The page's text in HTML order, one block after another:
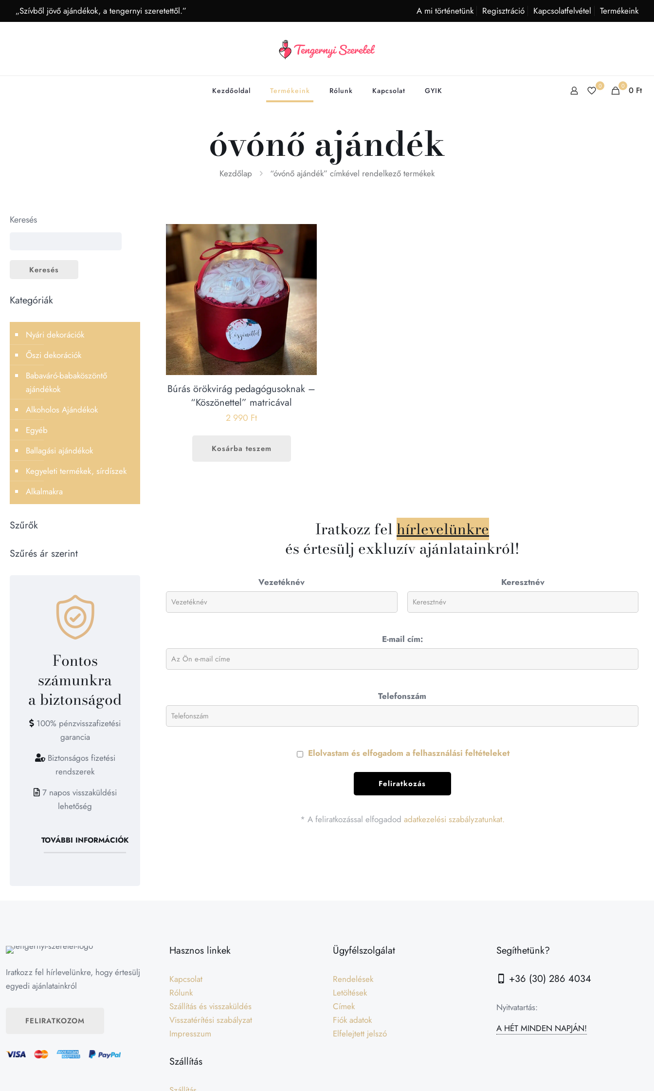
„Szívből jövő ajándékok, a tengernyi szeretettől.” A mi történetünk Regisztráció Kapcsolatfelvétel Termékeink
Kezdőoldal Termékeink Rólunk Kapcsolat GYIK 0 0 0 Ft
óvónő ajándék
Kezdőlap “óvónő ajándék” címkével rendelkező termékek
Búrás örökvirág pedagógusoknak –
“Köszönettel” matricával
2 990 Ft
Kosárba teszem
Iratkozz fel hírlevelünkre
és értesülj exkluzív ajánlatainkról!
Vezetéknév Keresztnév
E-mail cím:
Telefonszám
Elolvastam és elfogadom a felhasználási feltételeket
* A feliratkozással elfogadod adatkezelési szabályzatunkat.
Keresés
Keresés
Kategóriák
Nyári dekorációk
Őszi dekorációk
Babaváró-babaköszöntő
ajándékok
Alkoholos Ajándékok
Egyéb
Ballagási ajándékok
Kegyeleti termékek, sírdíszek
Alkalmakra
Szűrők
Szűrés ár szerint
Fontos
számunkra
a biztonságod
100% pénzvisszafizetési
garancia
Biztonságos fizetési
rendszerek
7 napos visszaküldési
lehetőség
TOVÁBBI INFORMÁCIÓK
Iratkozz fel hírlevelünkre, hogy értesülj
egyedi ajánlatainkról
FELIRATKOZOM
Hasznos linkek
Kapcsolat
Rólunk
Szállítás és visszaküldés
Visszatérítési szabályzat
Impresszum
Szállítás
Ügyfélszolgálat
Rendelések
Letöltések
Címek
Fiók adatok
Elfelejtett jelszó
Segíthetünk?
+36 (30) 286 4034
Nyitvatartás:
A HÉT MINDEN NAPJÁN!